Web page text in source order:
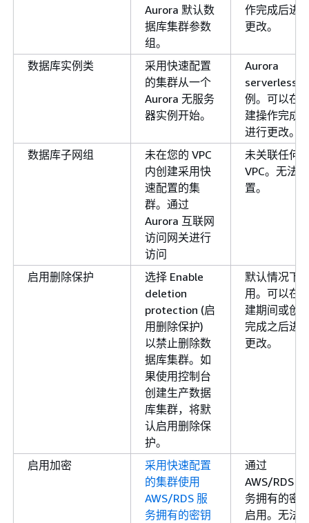
Aurora 默认数
据库集群参数
组。
作完成后进
更改。
数据库实例类
采用快速配置
的集群从一个
Aurora 无服务
器实例开始。
Aurora
serverless
例。可以在
建操作完成
进行更改。
数据库子网组
未在您的 VPC
内创建采用快
速配置的集
群。通过
Aurora 互联网
访问网关进行
访问
未关联任何
VPC。无法设
置。
启用删除保护
选择 Enable
deletion
protection (启
用删除保护)
以禁止删除数
据库集群。如
果使用控制台
创建生产数据
库集群，将默
认启用删除保
护。
默认情况下
用。可以在
建期间或创
完成之后进
更改。
启用加密
采用快速配置
的集群使用
AWS/RDS 服
务拥有的密钥
通过
AWS/RDS 服
务拥有的密
启用。无法